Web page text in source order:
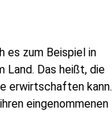
es zum Beispiel in
Land. Das heißt, die
erwirtschaften kann.
eingenommenen